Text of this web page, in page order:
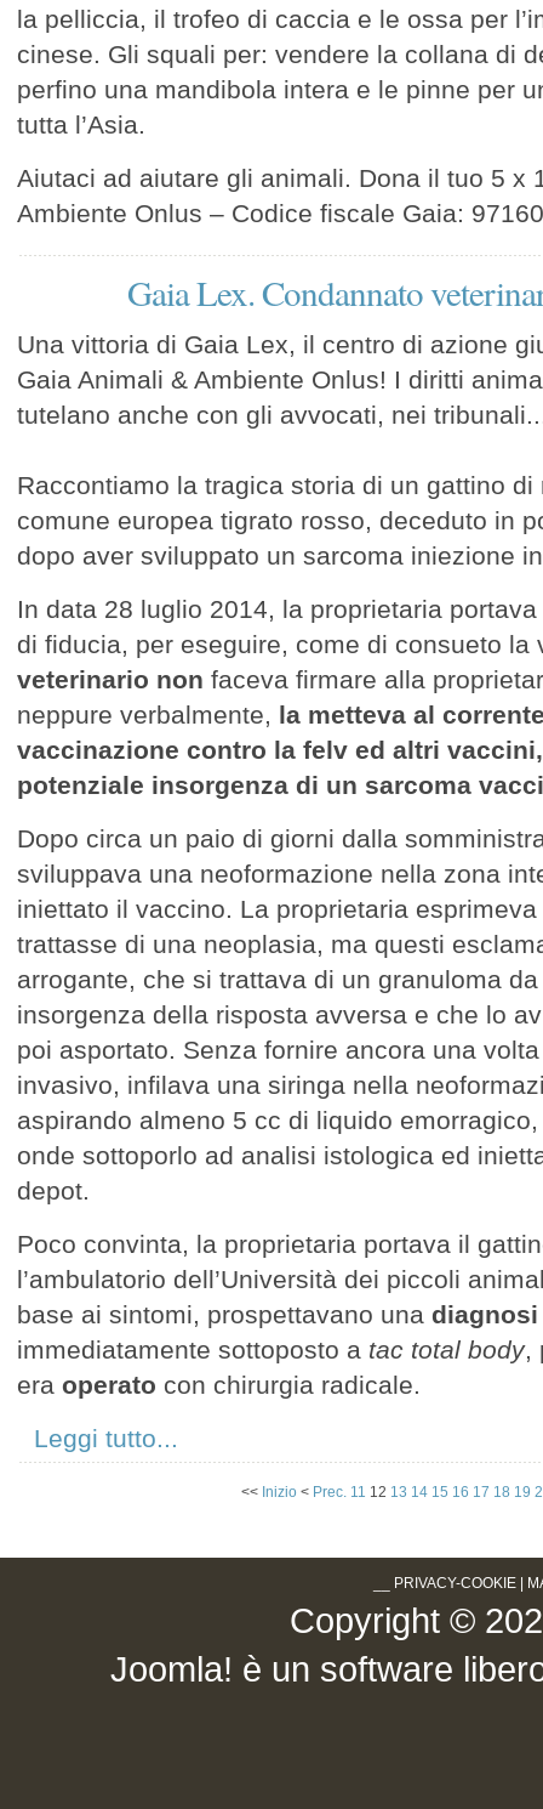
la pelliccia, il trofeo di caccia e le ossa per
cinese. Gli squali per: vendere la collana di
perfino una mandibola intera e le pinne per
tutta l’Asia.
Aiutaci ad aiutare gli animali. Dona il tuo 5 x
Ambiente Onlus – Codice fiscale Gaia:
Gaia Lex. Condannato
Una vittoria di Gaia Lex, il centro di azione
Gaia Animali & Ambiente Onlus! I diritti
tutelano anche con gli avvocati, nei
Raccontiamo la tragica storia di un gattino di
comune europea tigrato rosso, deceduto in
dopo aver sviluppato un sarcoma iniezione
In data 28 luglio 2014, la proprietaria
di fiducia, per eseguire, come di consueto
veterinario non faceva firmare alla
neppure verbalmente, la metteva al
vaccinazione contro la felv ed altri
potenziale insorgenza di un sarcoma
Dopo circa un paio di giorni dalla
sviluppava una neoformazione nella zona
iniettato il vaccino. La proprietaria
trattasse di una neoplasia, ma questi
arrogante, che si trattava di un granuloma
insorgenza della risposta avversa e che lo
poi asportato. Senza fornire ancora una
invasivo, infilava una siringa nella
aspirando almeno 5 cc di liquido
onde sottoporlo ad analisi istologica ed
depot.
Poco convinta, la proprietaria portava il
l’ambulatorio dell’Università dei piccoli
base ai sintomi, prospettavano una
immediatamente sottoposto a tac total body,
era operato con chirurgia radicale.
Leggi tutto...
<< Inizio< Prec. 11 12 13 14 15 16 17 18 19
PRIVACY-COOKIE
Copyright ©
Joomla! è un software